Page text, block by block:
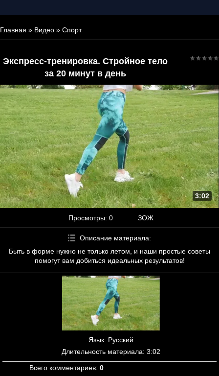
Главная » Видео » Спорт
Экспресс-тренировка. Стройное тело
за 20 минут в день
3:02
Просмотры: 0 ЗОЖ
Описание материала:
Быть в форме нужно не только летом, и наши простые советы
помогут вам добиться идеальных результатов!
Язык: Русский
Длительность материала: 3:02
Всего комментариев: 0